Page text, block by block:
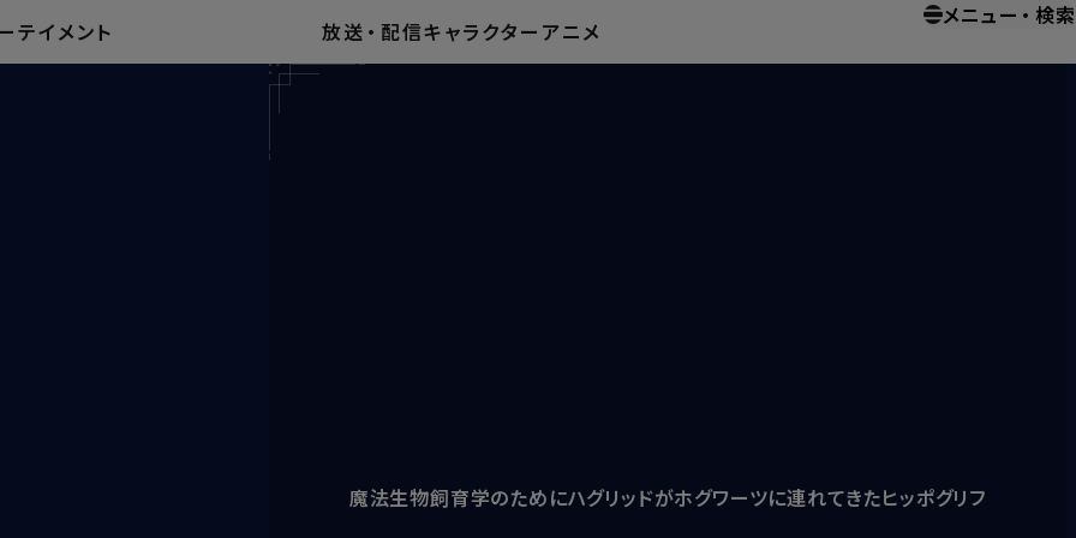
テイメント 放送 ・ 配信キャラクター アニメ
メニュー ・ 検索
魔法生物飼育学のためにハグリッドがホグワーツに連れてきたヒッポグリフ